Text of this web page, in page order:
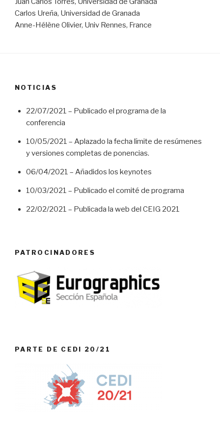
Carlos Ureña, Universidad de Granada
Anne-Hélène Olivier, Univ Rennes, France
NOTICIAS
22/07/2021 – Publicado el programa de la
conferencia
10/05/2021 – Aplazado la fecha límite de resúmenes
y versiones completas de ponencias.
06/04/2021 – Añadidos los keynotes
10/03/2021 – Publicado el comité de programa
22/02/2021 – Publicada la web del CEIG 2021
PATROCINADORES
PARTE DE CEDI 20/21